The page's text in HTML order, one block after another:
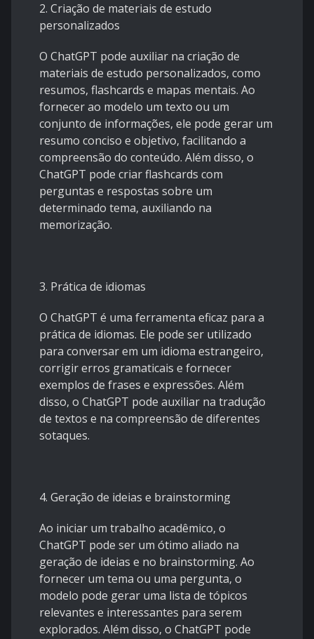
2. Criação de materiais de estudo
personalizados
O ChatGPT pode auxiliar na criação de
materiais de estudo personalizados, como
resumos, flashcards e mapas mentais. Ao
fornecer ao modelo um texto ou um
conjunto de informações, ele pode gerar um
resumo conciso e objetivo, facilitando a
compreensão do conteúdo. Além disso, o
ChatGPT pode criar flashcards com
perguntas e respostas sobre um
determinado tema, auxiliando na
memorização.
3. Prática de idiomas
O ChatGPT é uma ferramenta eficaz para a
prática de idiomas. Ele pode ser utilizado
para conversar em um idioma estrangeiro,
corrigir erros gramaticais e fornecer
exemplos de frases e expressões. Além
disso, o ChatGPT pode auxiliar na tradução
de textos e na compreensão de diferentes
sotaques.
4. Geração de ideias e brainstorming
Ao iniciar um trabalho acadêmico, o
ChatGPT pode ser um ótimo aliado na
geração de ideias e no brainstorming. Ao
fornecer um tema ou uma pergunta, o
modelo pode gerar uma lista de tópicos
relevantes e interessantes para serem
explorados. Além disso, o ChatGPT pode